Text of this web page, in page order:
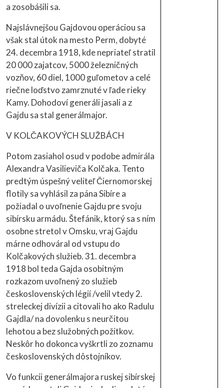
a zosobášili sa.
Najslávnejšou Gajdovou operáciou sa
však stal útok na mesto Perm, dobyté
24. decembra 1918, kde nepriateľ stratil
20 000 zajatcov, 5000 železničných
vozňov, 60 diel, 1000 guľometov a celé
riečne loďstvo zamrznuté v ľade rieky
Kamy. Dohodoví generáli jasali a z
Gajdu sa stal generálmajor.
V KOLČAKOVÝCH SLUŽBÁCH
Potom zasiahol osud v podobe admirála
Alexandra Vasilieviča Kolčaka. Tento
predtým úspešný veliteľ Čiernomorskej
flotily sa vyhlásil za pána Sibíre a
požiadal o uvoľnenie Gajdu pre svoju
sibírsku armádu. Štefánik, ktorý sa s ním
osobne stretol v Omsku, vraj Gajdu
márne odhováral od vstupu do
Kolčakových služieb. 31. decembra
1918 bol teda Gajda osobitným
rozkazom uvoľnený zo služieb
československých légií /velil vtedy 2.
streleckej divízii a citovali ho ako Radulu
Gajdla/ na dovolenku s neurčitou
lehotou a bez služobných požitkov.
Neskôr ho dokonca vyškrtli zo zoznamu
československých dôstojníkov.
Vo funkcii generálmajora ruskej sibírskej